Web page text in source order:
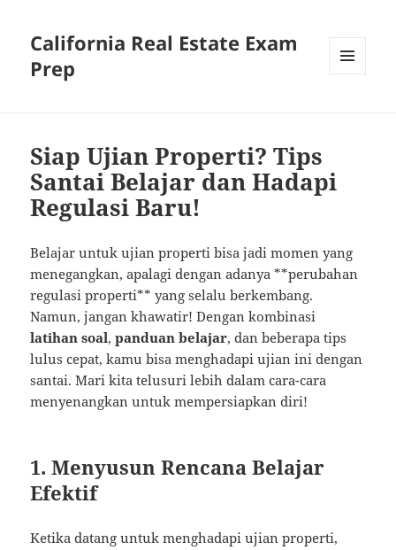
California Real Estate Exam
Prep
Siap Ujian Properti? Tips
Santai Belajar dan Hadapi
Regulasi Baru!
Belajar untuk ujian properti bisa jadi momen yang
menegangkan, apalagi dengan adanya **perubahan
regulasi properti** yang selalu berkembang.
Namun, jangan khawatir! Dengan kombinasi
latihan soal,panduan belajar, dan beberapa tips
lulus cepat, kamu bisa menghadapi ujian ini dengan
santai. Mari kita telusuri lebih dalam cara-cara
menyenangkan untuk mempersiapkan diri!
1. Menyusun Rencana Belajar
Efektif
Ketika datang untuk menghadapi ujian properti,